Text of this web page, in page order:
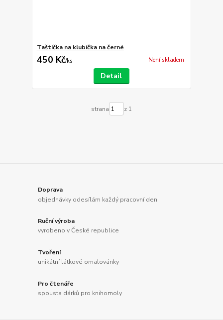
Taštička na klubíčka na černé
450 Kč/ks Není skladem
Detail
strana z 1
Doprava
objednávky odesílám každý pracovní den
Ruční výroba
vyrobeno v České republice
Tvoření
unikátní látkové omalovánky
Pro čtenáře
spousta dárků pro knihomoly